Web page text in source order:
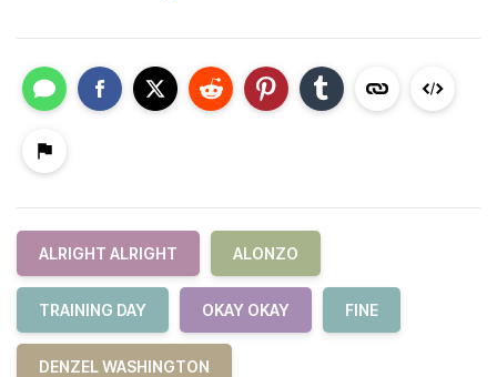
ALRIGHT ALRIGHT ALONZO
TRAINING DAY OKAY OKAY FINE
DENZEL WASHINGTON